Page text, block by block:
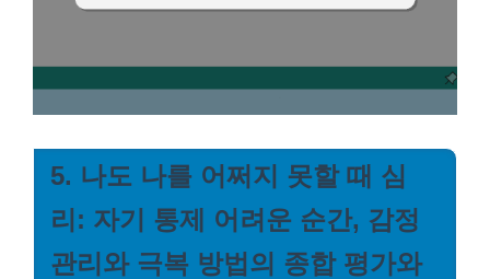
5. 나도 나를 어쩌지 못할 때 심
리: 자기 통제 어려운 순간, 감정
관리와 극복 방법의 종합 평가와